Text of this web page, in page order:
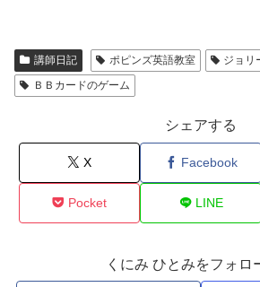
講師日記 ポピンズ英語教室
ジョリ
ＢＢカードのゲーム
シェアする
X Facebook
Pocket LINE
くにみ ひとみをフォロ